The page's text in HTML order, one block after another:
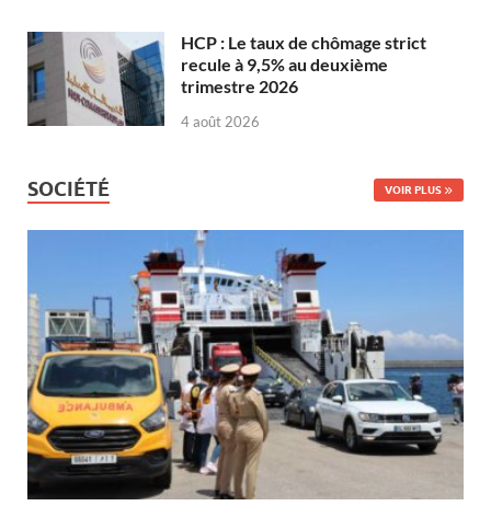
HCP : Le taux de chômage strict
recule à 9,5% au deuxième
trimestre 2026
4 août 2026
SOCIÉTÉ VOIR PLUS